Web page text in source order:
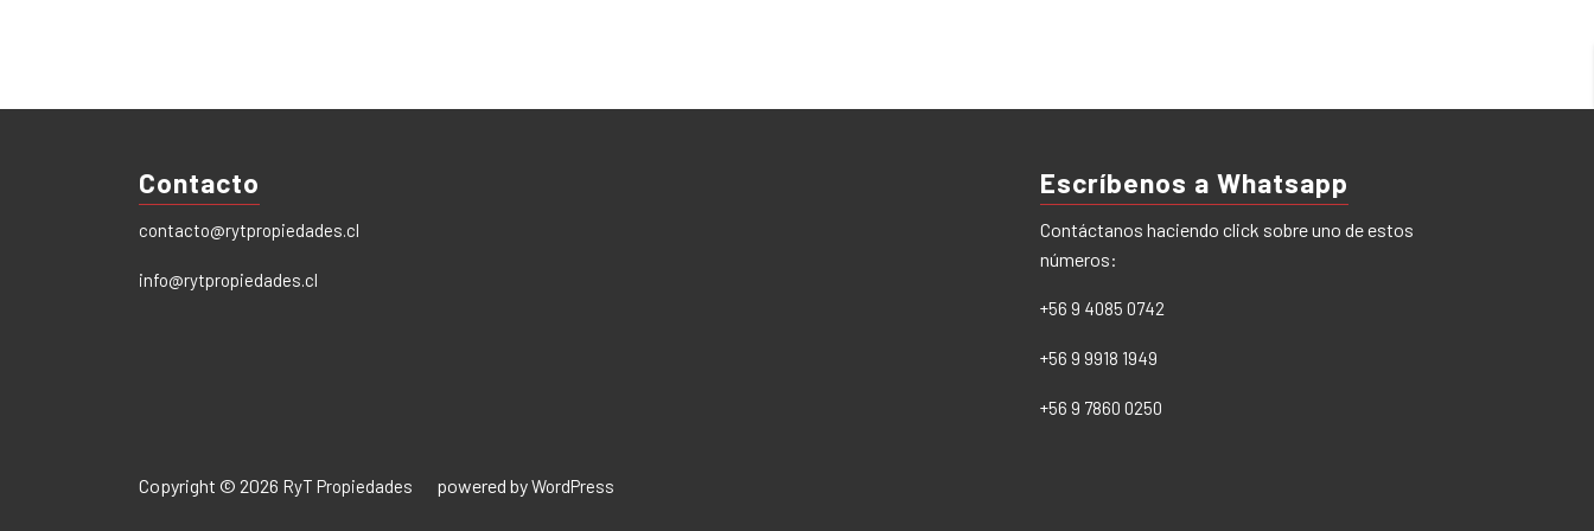
Contacto
contacto@rytpropiedades.cl
info@rytpropiedades.cl
Escríbenos a Whatsapp
Contáctanos haciendo click sobre uno de estos
números:
+56 9 4085 0742
+56 9 9918 1949
+56 9 7860 0250
Copyright © 2026 RyT Propiedades powered byWordPress